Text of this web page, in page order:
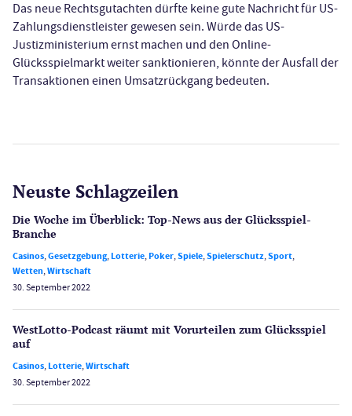
Das neue Rechtsgutachten dürfte keine gute Nachricht für US-
Zahlungsdienstleister gewesen sein. Würde das US-
Justizministerium ernst machen und den Online-
Glücksspielmarkt weiter sanktionieren, könnte der Ausfall der
Transaktionen einen Umsatzrückgang bedeuten.
Neuste Schlagzeilen
Die Woche im Überblick: Top-News aus der Glücksspiel-
Branche
Casinos,Gesetzgebung,Lotterie,Poker,Spiele,Spielerschutz,Sport,
Wetten,Wirtschaft
30. September 2022
WestLotto-Podcast räumt mit Vorurteilen zum Glücksspiel
auf
Casinos,Lotterie,Wirtschaft
30. September 2022